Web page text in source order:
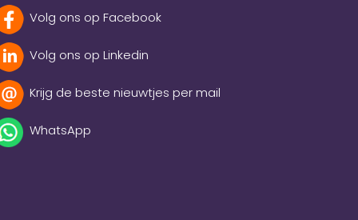
Volg ons op Facebook
Volg ons op Linkedin
Krijg de beste nieuwtjes per mail
WhatsApp